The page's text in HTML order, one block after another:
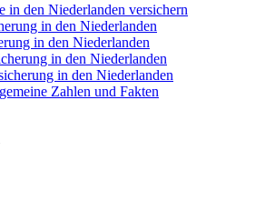
in den Niederlanden versichern
in den Niederlanden
in den Niederlanden
in den Niederlanden
in den Niederlanden
Zahlen und Fakten